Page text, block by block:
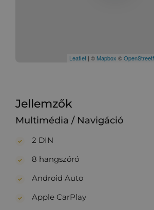
Leaflet | © Mapbox ©
Multimédia / Navigáció
2 DIN
8 hangszóró
Android Auto
Apple CarPlay
Jellemzők